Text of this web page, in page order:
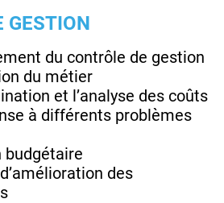
GESTION
du contrôle de gestion
du métier
et l’analyse des coûts
à différents problèmes
budgétaire
des